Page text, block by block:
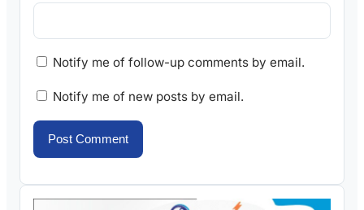
Notify me of follow-up comments by email.
Notify me of new posts by email.